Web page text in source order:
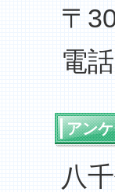
〒
電
アン
八